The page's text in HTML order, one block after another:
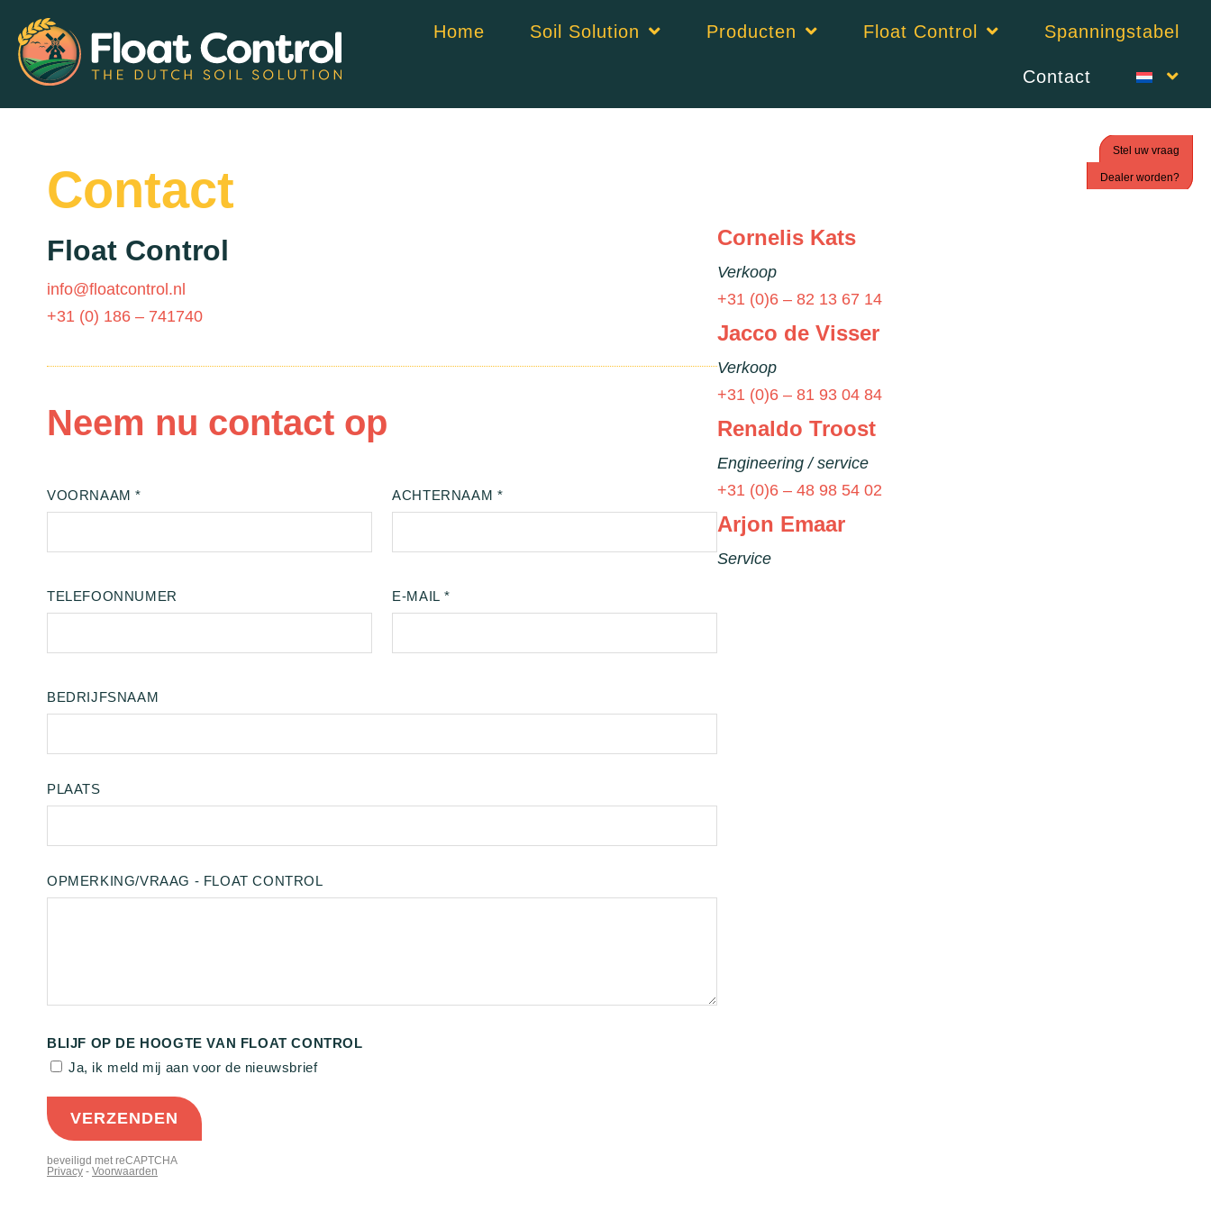
Home Soil Solution Producten Float Control Spanningstabel
Contact
Stel uw vraag
Dealer worden?
Contact
Float Control
info@floatcontrol.nl
+31 (0) 186 – 741740
Neem nu contact op
Cornelis Kats
Verkoop
+31 (0)6 – 82 13 67 14
Jacco de Visser
Verkoop
+31 (0)6 – 81 93 04 84
Renaldo Troost
Engineering / service
+31 (0)6 – 48 98 54 02
Arjon Emaar
Service